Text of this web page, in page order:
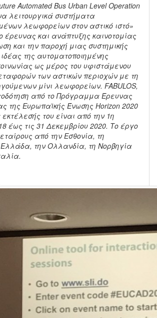
Automated Bus Urban Level Operation
λειτουργικά συστήματα
λεωφορείων στον αστικό ιστό»
έρευνας και ανάπτυξης καινοτομίας
και την παροχή μιας συστημικής
της αυτοματοποιημένης
ως μέρος του υφιστάμενου
των αστικών περιοχών με τη
μίνι λεωφορείων. FABULOS,
από το Πρόγραμμα Έρευνας
της Ευρωπαϊκής Ένωσης Horizon 2020
εκτέλεσής του είναι από την 1η
έως τις 31 Δεκεμβρίου 2020. Το έργο
από την Εσθονία, τη
την Ολλανδία, τη Νορβηγία